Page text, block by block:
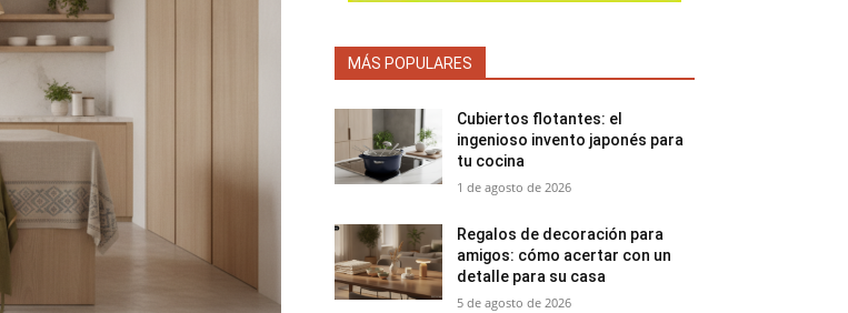
MÁS POPULARES
Cubiertos flotantes: el
ingenioso invento japonés para
tu cocina
1 de agosto de 2026
Regalos de decoración para
amigos: cómo acertar con un
detalle para su casa
5 de agosto de 2026